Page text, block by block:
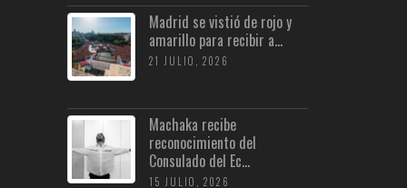
Madrid se vistió de rojo y
amarillo para recibir a...
21 JULIO, 2026
Machaka recibe
reconocimiento del
Consulado del Ec...
15 JULIO, 2026